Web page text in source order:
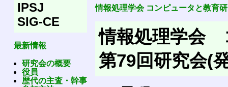
IPSJ
SIG-CE
最新情報
研究会の概要
役員
歴代の主査・幹事
情報処理学会 コンピュータと教育
情報処理学会
第79回研究会(